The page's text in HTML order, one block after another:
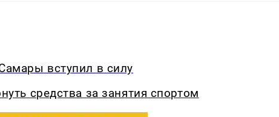
вступил в силу
средства за занятия спортом